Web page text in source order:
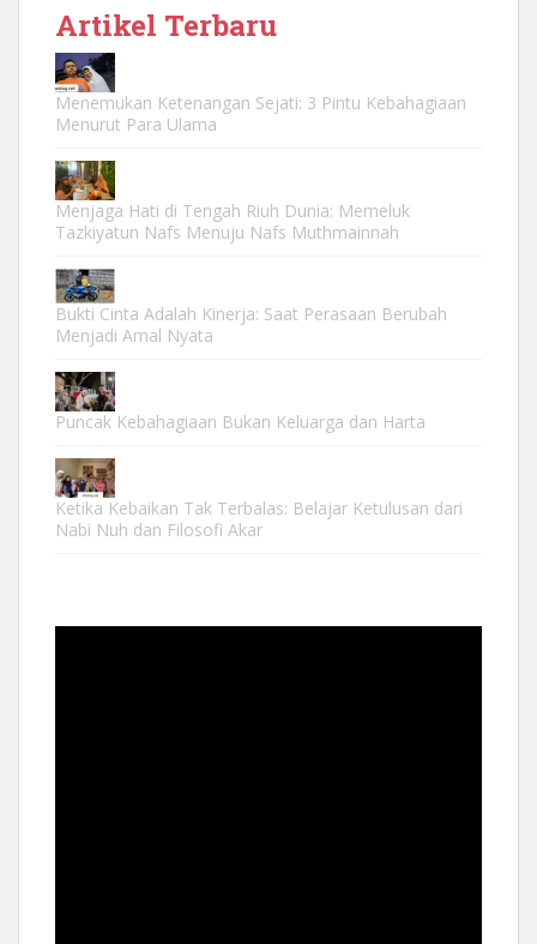
Artikel Terbaru
Menemukan Ketenangan Sejati: 3 Pintu Kebahagiaan
Menurut Para Ulama
Menjaga Hati di Tengah Riuh Dunia: Memeluk
Tazkiyatun Nafs Menuju Nafs Muthmainnah
Bukti Cinta Adalah Kinerja: Saat Perasaan Berubah
Menjadi Amal Nyata
Puncak Kebahagiaan Bukan Keluarga dan Harta
Ketika Kebaikan Tak Terbalas: Belajar Ketulusan dari
Nabi Nuh dan Filosofi Akar